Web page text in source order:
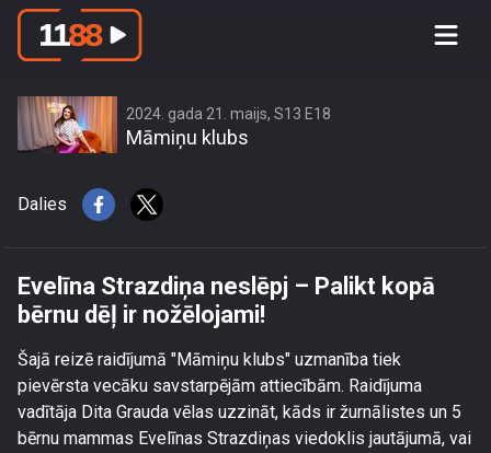
Evelīna Strazdiņa neslēpj – Palikt
2024. gada 21. maijs, S13 E18
Māmiņu klubs
Dalies
Evelīna Strazdiņa neslēpj – Palikt kopā
bērnu dēļ ir nožēlojami!
Šajā reizē raidījumā "Māmiņu klubs" uzmanība tiek
pievērsta vecāku savstarpējām attiecībām. Raidījuma
vadītāja Dita Grauda vēlas uzzināt, kāds ir žurnālistes un 5
bērnu mammas Evelīnas Strazdiņas viedoklis jautājumā, vai